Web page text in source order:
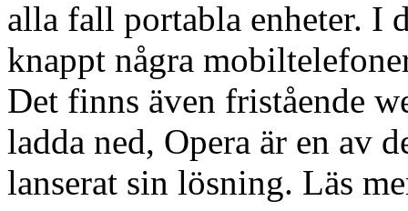
alla fall portabla enheter. I
knappt några
Det finns även fristående
ladda ned, Opera är en av
lanserat sin lösning. Läs